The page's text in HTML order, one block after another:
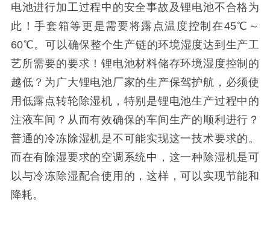
电池进行加工过程中的安全事故及锂电池不合格为
此！手套箱等更是需要将露点温度控制在45℃～
60℃。可以确保整个生产链的环境湿度达到生产工
艺所需要的要求！锂电池材料储存环境湿度控制的
越低？为广大锂电池厂家的生产保驾护航，必须使
用低露点转轮除湿机，特别是锂电池生产过程中的
注液车间？从而有效确保的车间生产的顺利进行？
普通的冷冻除湿机是不可能实现这一技术要求的。
而在有除湿要求的空调系统中，这一种除湿机是可
以与冷冻除湿配合使用的，这样，可以实现节能和
降耗。